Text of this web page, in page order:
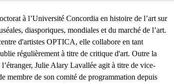
à l’Université Concordia en histoire de l’art sur
diasporiques, mondiales et du marché de l’art.
d'artistes OPTICA, elle collabore en tant
régulièrement à titre de critique d'art. Outre la
Julie Alary Lavallée agit à titre de vice-
membre de son comité de programmation depuis